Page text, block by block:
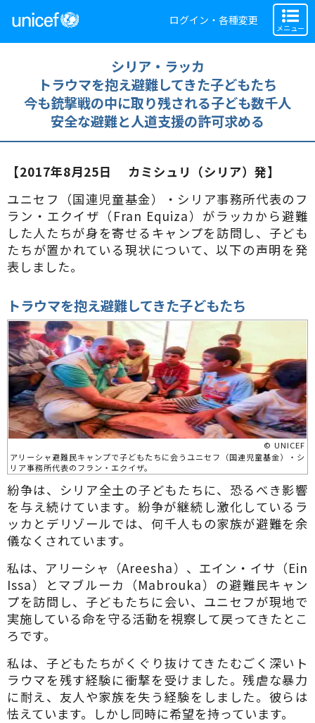
ログイン・各種変更
メニュー
シリア・ラッカ
トラウマを抱え避難してきた子どもたち
今も銃撃戦の中に取り残される子ども数千人
安全な避難と人道支援の許可求める
【2017年8月25日 カミシュリ（シリア）発】
ユニセフ（国連児童基金）・シリア事務所代表のフ
ラン・エクイザ（Fran Equiza）がラッカから避難
した人たちが身を寄せるキャンプを訪問し、子ども
たちが置かれている現状について、以下の声明を発
表しました。
トラウマを抱え避難してきた子どもたち
© UNICEF
アリーシャ避難民キャンプで子どもたちに会うユニセフ（国連児童基金）・シ
リア事務所代表のフラン・エクイザ。
紛争は、シリア全土の子どもたちに、恐るべき影響
を与え続けています。紛争が継続し激化しているラ
ッカとデリゾールでは、何千人もの家族が避難を余
儀なくされています。
私は、アリーシャ（Areesha）、エイン・イサ（Ein
Issa）とマブルーカ（Mabrouka）の避難民キャン
プを訪問し、子どもたちに会い、ユニセフが現地で
実施している命を守る活動を視察して戻ってきたとこ
ろです。
私は、子どもたちがくぐり抜けてきたむごく深いト
ラウマを残す経験に衝撃を受けました。残虐な暴力
に耐え、友人や家族を失う経験をしました。彼らは
怯えています。しかし同時に希望を持っています。